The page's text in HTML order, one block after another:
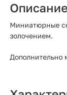
Описание
Миниатюрные
золочением.
Дополнительно